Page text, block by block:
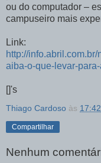
ou do computador –
campuseiro mais
Link:
http://
aiba-o-que-levar-
[]'s
Thiago Cardoso às 17:42
Compartilhar
Nenhum